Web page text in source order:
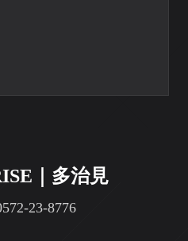
｜多治見
23-8776